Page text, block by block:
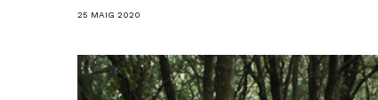
25 MAIG 2020